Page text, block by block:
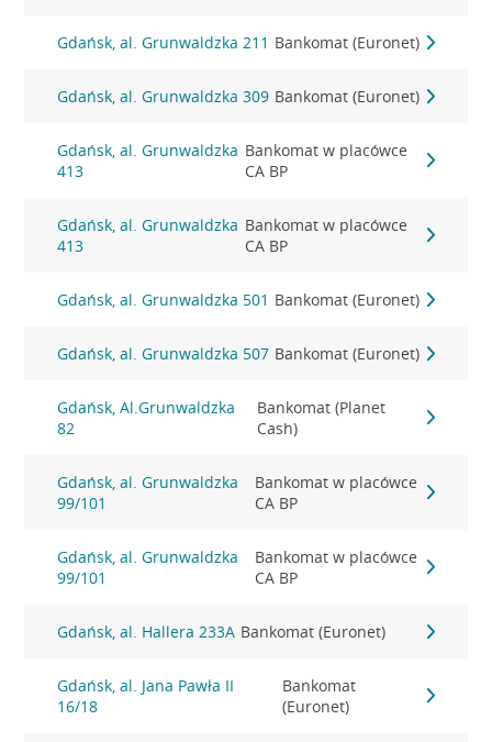
Gdańsk, al. Grunwaldzka 211 Bankomat (Euronet)
Gdańsk, al. Grunwaldzka 309 Bankomat (Euronet)
Gdańsk, al. Grunwaldzka
413
Bankomat w placówce
CA BP
Gdańsk, al. Grunwaldzka
413
Bankomat w placówce
CA BP
Gdańsk, al. Grunwaldzka 501 Bankomat (Euronet)
Gdańsk, al. Grunwaldzka 507 Bankomat (Euronet)
Gdańsk, Al.Grunwaldzka
82
Bankomat (Planet
Cash)
Gdańsk, al. Grunwaldzka
99/101
Bankomat w placówce
CA BP
Gdańsk, al. Grunwaldzka
99/101
Bankomat w placówce
CA BP
Gdańsk, al. Hallera 233A Bankomat (Euronet)
Gdańsk, al. Jana Pawła II
16/18
Bankomat
(Euronet)